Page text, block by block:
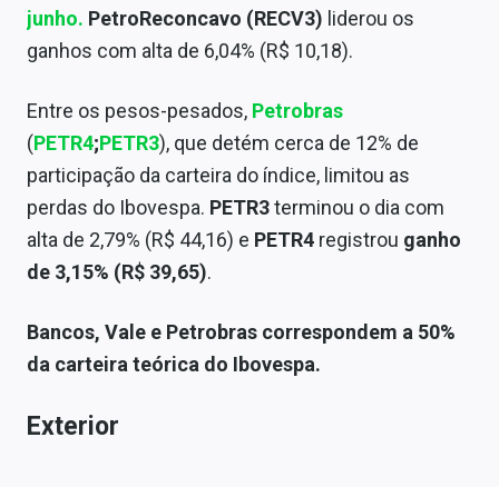
junho. PetroReconcavo (RECV3) liderou os
ganhos com alta de 6,04% (R$ 10,18).
Entre os pesos-pesados, Petrobras
(PETR4;PETR3), que detém cerca de 12% de
participação da carteira do índice, limitou as
perdas do Ibovespa. PETR3terminou o dia com
alta de 2,79% (R$ 44,16) e PETR4 registrou ganho
de 3,15% (R$ 39,65).
Bancos, Vale e Petrobras correspondem a 50%
da carteira teórica do Ibovespa.
Exterior